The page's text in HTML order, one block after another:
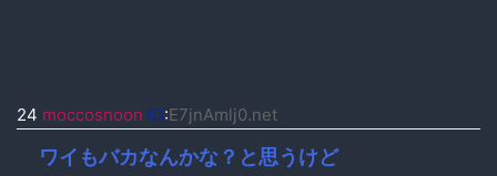
24 moccosnoon ID:E7jnAmlj0.net
ワイもバカなんかな？と思うけど